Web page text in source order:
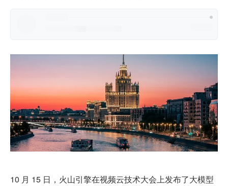
10 月 15 日，火山引擎在视频云技术大会上发布了大模型